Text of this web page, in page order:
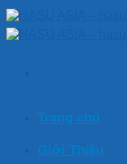
Trang chủ
Giới Thiệu